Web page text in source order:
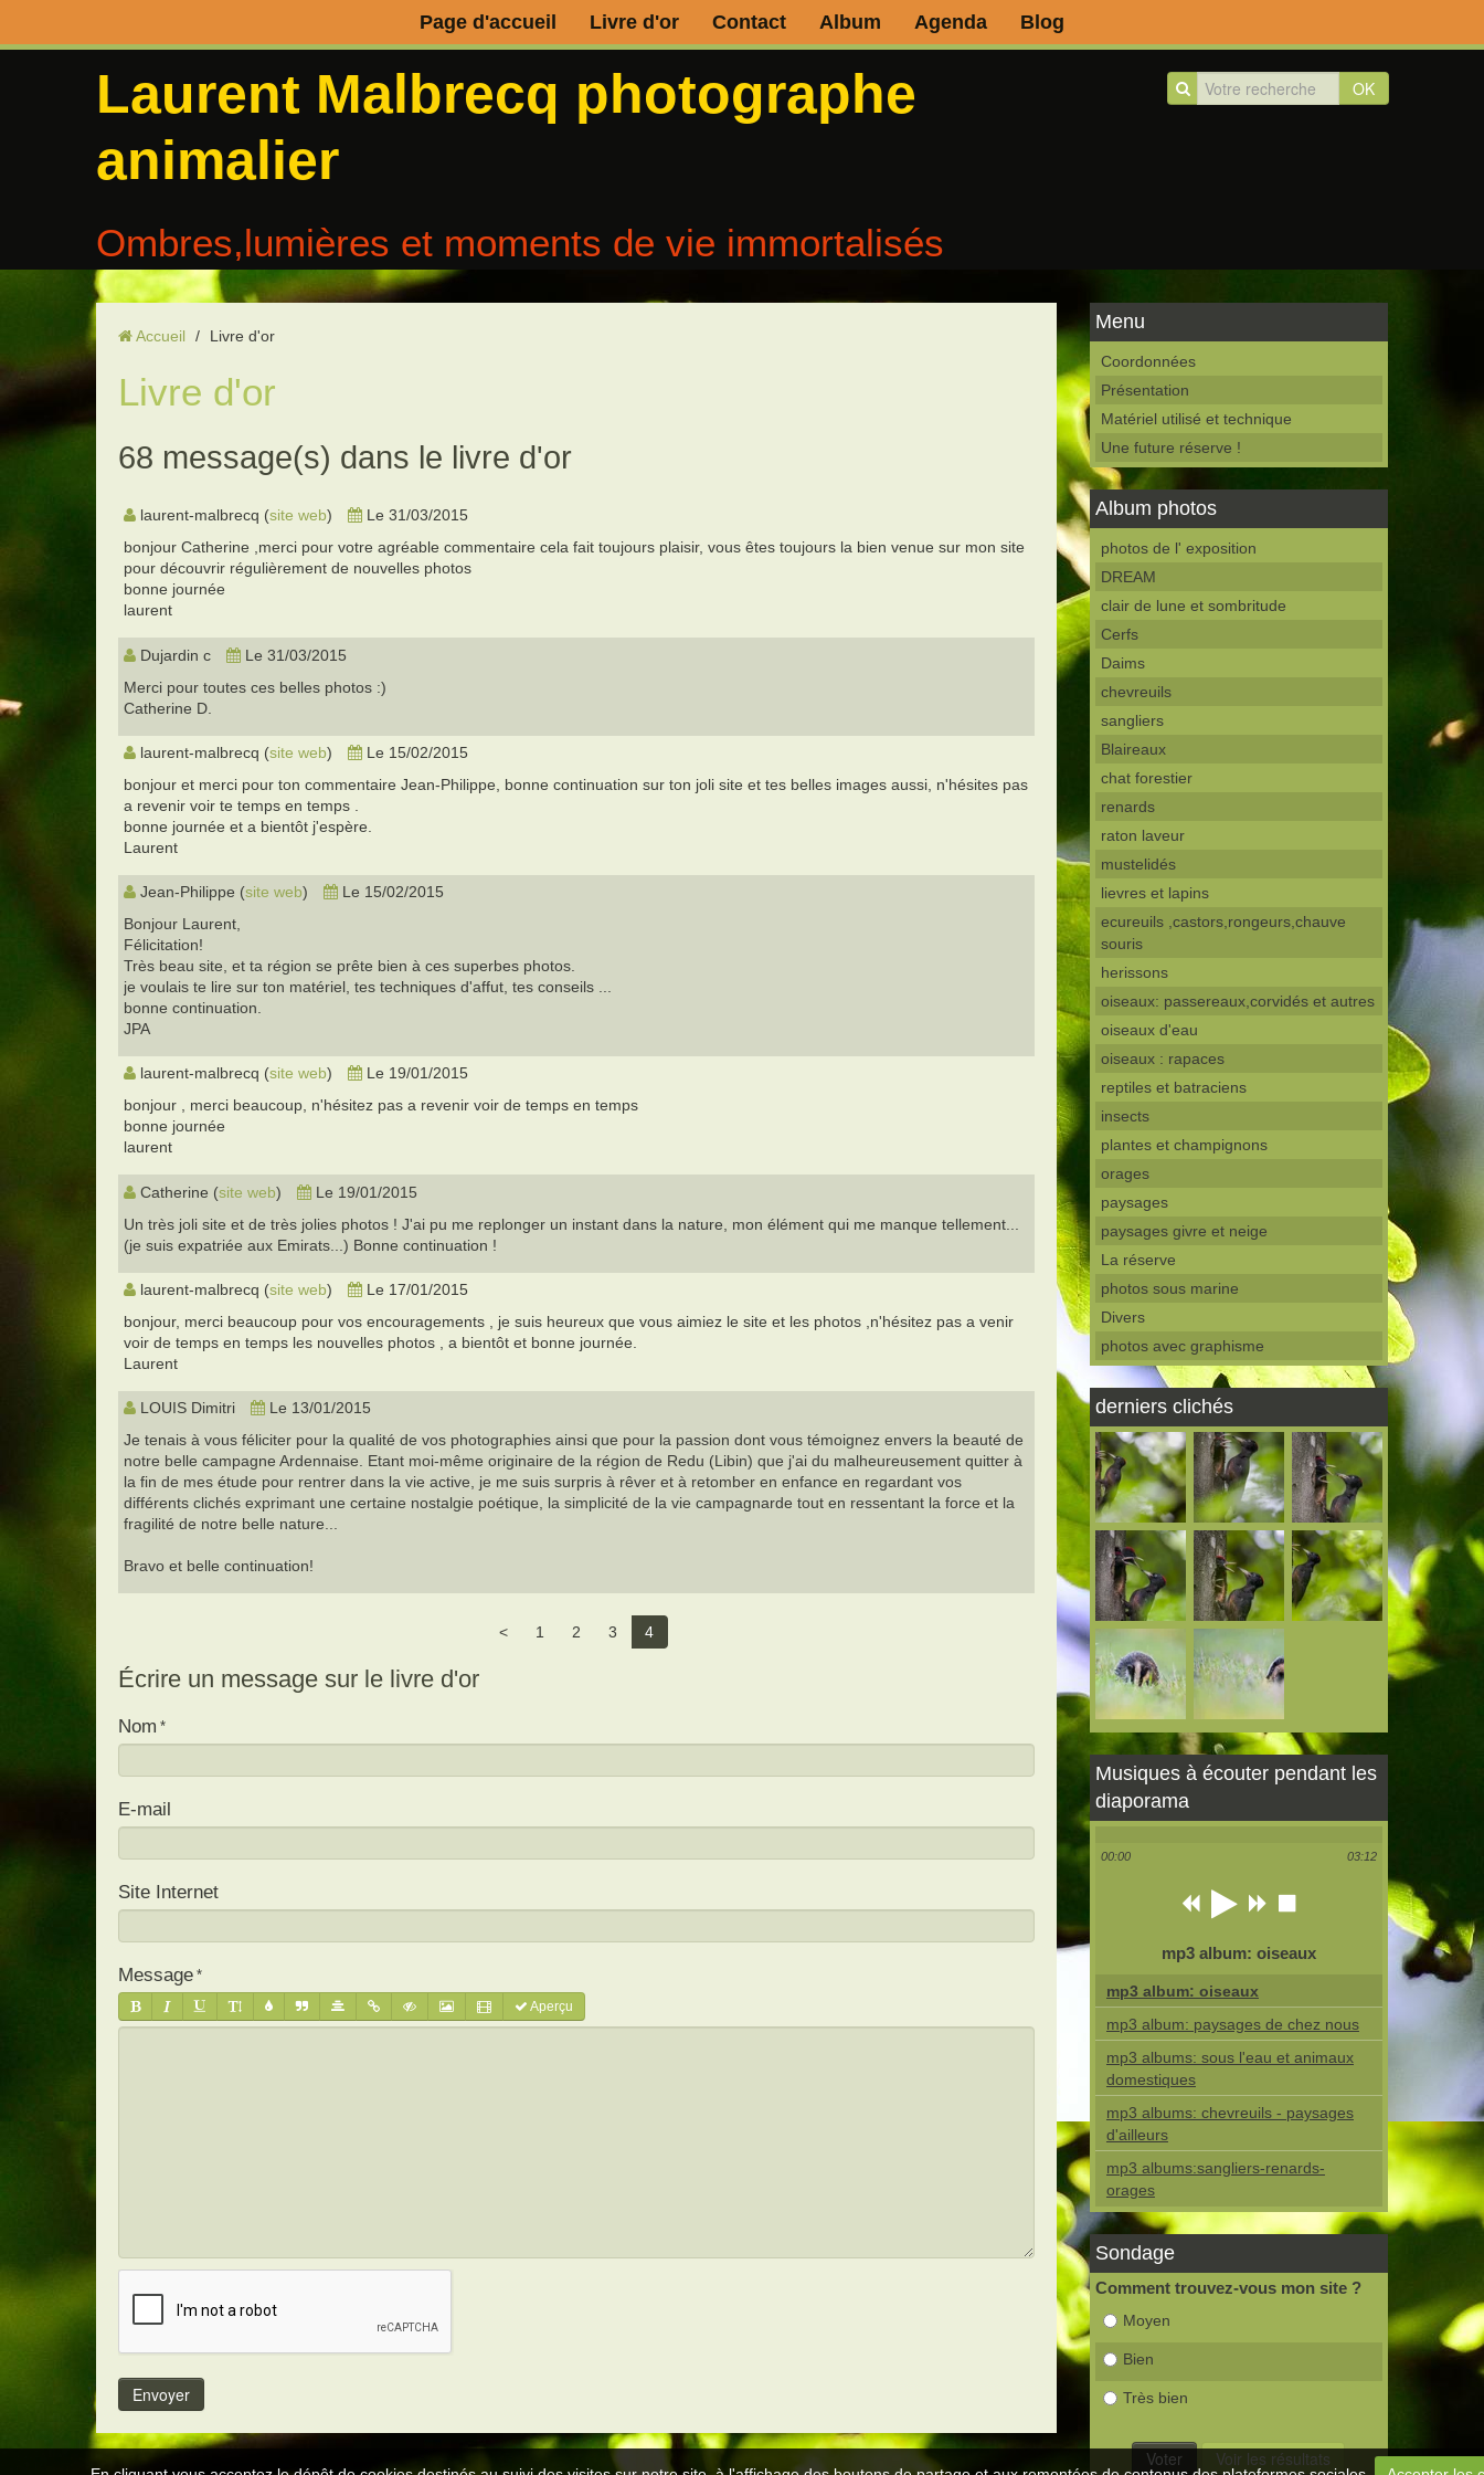
Page d'accueil Livre d'or Contact Album Agenda Blog
OK
Laurent Malbrecq photographe
animalier
Ombres,lumières et moments de vie immortalisés
Accueil / Livre d'or
Livre d'or
68 message(s) dans le livre d'or
laurent-malbrecq (site web)
Le 31/03/2015
bonjour Catherine ,merci pour votre agréable commentaire cela fait toujours plaisir, vous êtes toujours la bien venue sur mon site
pour découvrir régulièrement de nouvelles photos
bonne journée
laurent
Dujardin c
Le 31/03/2015
Merci pour toutes ces belles photos :)
Catherine D.
laurent-malbrecq (site web)
Le 15/02/2015
bonjour et merci pour ton commentaire Jean-Philippe, bonne continuation sur ton joli site et tes belles images aussi, n'hésites pas
a revenir voir te temps en temps .
bonne journée et a bientôt j'espère.
Laurent
Jean-Philippe (site web)
Le 15/02/2015
Bonjour Laurent,
Félicitation!
Très beau site, et ta région se prête bien à ces superbes photos.
je voulais te lire sur ton matériel, tes techniques d'affut, tes conseils ...
bonne continuation.
JPA
laurent-malbrecq (site web)
Le 19/01/2015
bonjour , merci beaucoup, n'hésitez pas a revenir voir de temps en temps
bonne journée
laurent
Catherine (site web)
Le 19/01/2015
Un très joli site et de très jolies photos ! J'ai pu me replonger un instant dans la nature, mon élément qui me manque tellement...
(je suis expatriée aux Emirats...) Bonne continuation !
laurent-malbrecq (site web)
Le 17/01/2015
bonjour, merci beaucoup pour vos encouragements , je suis heureux que vous aimiez le site et les photos ,n'hésitez pas a venir
voir de temps en temps les nouvelles photos , a bientôt et bonne journée.
Laurent
LOUIS Dimitri
Le 13/01/2015
Je tenais à vous féliciter pour la qualité de vos photographies ainsi que pour la passion dont vous témoignez envers la beauté de
notre belle campagne Ardennaise. Etant moi-même originaire de la région de Redu (Libin) que j'ai du malheureusement quitter à
la fin de mes étude pour rentrer dans la vie active, je me suis surpris à rêver et à retomber en enfance en regardant vos
différents clichés exprimant une certaine nostalgie poétique, la simplicité de la vie campagnarde tout en ressentant la force et la
fragilité de notre belle nature...
Bravo et belle continuation!
< 1 2 3 4
Écrire un message sur le livre d'or
Nom
E-mail
Site Internet
Message
Aperçu
Menu
Coordonnées
Présentation
Matériel utilisé et technique
Une future réserve !
Album photos
photos de l' exposition
DREAM
clair de lune et sombritude
Cerfs
Daims
chevreuils
sangliers
Blaireaux
chat forestier
renards
raton laveur
mustelidés
lievres et lapins
ecureuils ,castors,rongeurs,chauve
souris
herissons
oiseaux: passereaux,corvidés et autres
oiseaux d'eau
oiseaux : rapaces
reptiles et batraciens
insects
plantes et champignons
orages
paysages
paysages givre et neige
La réserve
photos sous marine
Divers
photos avec graphisme
derniers clichés
Musiques à écouter pendant les
diaporama
00:00 03:12
mp3 album: oiseaux
mp3 album: oiseaux
mp3 album: paysages de chez nous
mp3 albums: sous l'eau et animaux
domestiques
mp3 albums: chevreuils - paysages
d'ailleurs
mp3 albums:sangliers-renards-
orages
Sondage
Comment trouvez-vous mon site ?
Moyen
Bien
Très bien